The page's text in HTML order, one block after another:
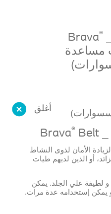
®
Brava
مساعدة
أغلق
Brava® Belt
الأمان لذوى النشاط
أو الذين لديهم طيات
لطيفة علي الجلد. يمكن
يمكن إستخدامه عدة مرات.